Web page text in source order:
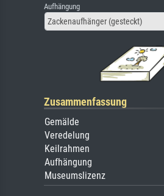
Aufhängung
Zackenaufhänger (gesteckt)
Zusammenfassung
Gemälde
Veredelung
Keilrahmen
Aufhängung
Museumslizenz